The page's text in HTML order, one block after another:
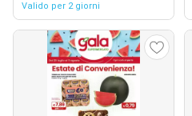
Valido per 2 giorni